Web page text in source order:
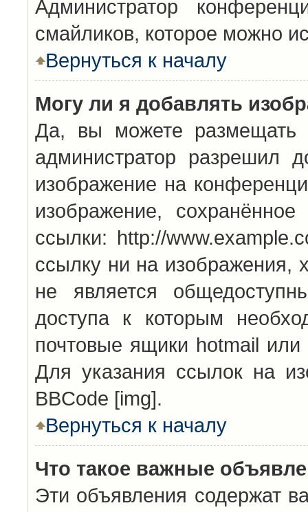
Администратор
смайликов, которое можно
Вернуться к началу
Могу ли я добавлять
Да, вы можете размещать
администратор разрешил
изображение на
изображение,
ссылки: http://
ссылку ни на
не является
доступа к которым
почтовые ящики hotmail
Для указания ссылок на
BBCode [img].
Вернуться к началу
Что такое важные
Эти объявления содержат